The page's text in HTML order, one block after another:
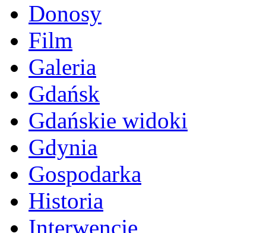
Donosy
Film
Galeria
Gdańsk
Gdańskie widoki
Gdynia
Gospodarka
Historia
Interwencje